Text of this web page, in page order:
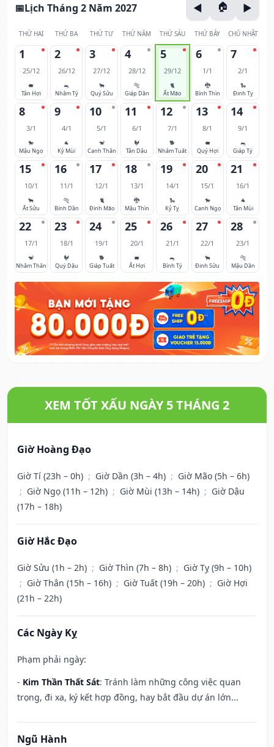
Lịch Tháng 2 Năm 2027
THỨ HAI THỨ BA THỨ TƯ THỨ NĂM THỨ SÁU THỨ BẢY CHỦ NHẬT
1
25/12
🐖
Tân Hợi
2
26/12
🐀
Nhâm Tý
3
27/12
🐂
Quý Sửu
4
28/12
🐅
Giáp Dần
5
29/12
🐈
Ất Mão
6
1/1
🐉
Bính Thìn
7
2/1
🐍
Đinh Tỵ
8
3/1
🐎
Mậu Ngọ
9
4/1
🐐
Kỷ Mùi
10
5/1
🐒
Canh Thân
11
6/1
🐓
Tân Dậu
12
7/1
🐕
Nhâm Tuất
13
8/1
🐖
Quý Hợi
14
9/1
🐀
Giáp Tý
15
10/1
🐂
Ất Sửu
16
11/1
🐅
Bính Dần
17
12/1
🐈
Đinh Mão
18
13/1
🐉
Mậu Thìn
19
14/1
🐍
Kỷ Tỵ
20
15/1
🐎
Canh Ngọ
21
16/1
🐐
Tân Mùi
22
17/1
🐒
Nhâm Thân
23
18/1
🐓
Quý Dậu
24
19/1
🐕
Giáp Tuất
25
20/1
🐖
Ất Hợi
26
21/1
🐀
Bính Tý
27
22/1
🐂
Đinh Sửu
28
23/1
🐅
Mậu Dần
XEM TỐT XẤU NGÀY 5 THÁNG 2
Giờ Hoàng Đạo
Giờ Tí (23h – 0h) ; Giờ Dần (3h – 4h) ; Giờ Mão (5h – 6h)
; Giờ Ngọ (11h – 12h) ; Giờ Mùi (13h – 14h) ; Giờ Dậu
(17h – 18h)
Giờ Hắc Đạo
Giờ Sửu (1h – 2h) ; Giờ Thìn (7h – 8h) ; Giờ Tỵ (9h – 10h)
; Giờ Thân (15h – 16h) ; Giờ Tuất (19h – 20h) ; Giờ Hợi
(21h – 22h)
Các Ngày Kỵ
Phạm phải ngày:
- Kim Thần Thất Sát: Tránh làm những công việc quan
trọng, đi xa, ký kết hợp đồng, hay bắt đầu dự án lớn...
Ngũ Hành